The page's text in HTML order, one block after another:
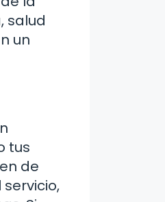
salud
un
tus
de